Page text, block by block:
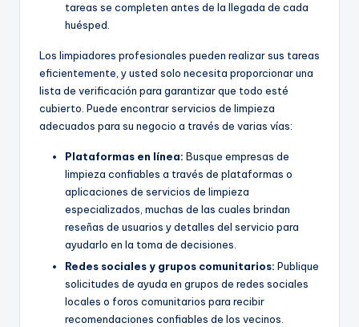
tareas se completen antes de la llegada de cada
huésped.
Los limpiadores profesionales pueden realizar sus tareas
eficientemente, y usted solo necesita proporcionar una
lista de verificación para garantizar que todo esté
cubierto. Puede encontrar servicios de limpieza
adecuados para su negocio a través de varias vías:
Plataformas en línea: Busque empresas de
limpieza confiables a través de plataformas o
aplicaciones de servicios de limpieza
especializados, muchas de las cuales brindan
reseñas de usuarios y detalles del servicio para
ayudarlo en la toma de decisiones.
Redes sociales y grupos comunitarios: Publique
solicitudes de ayuda en grupos de redes sociales
locales o foros comunitarios para recibir
recomendaciones confiables de los vecinos.